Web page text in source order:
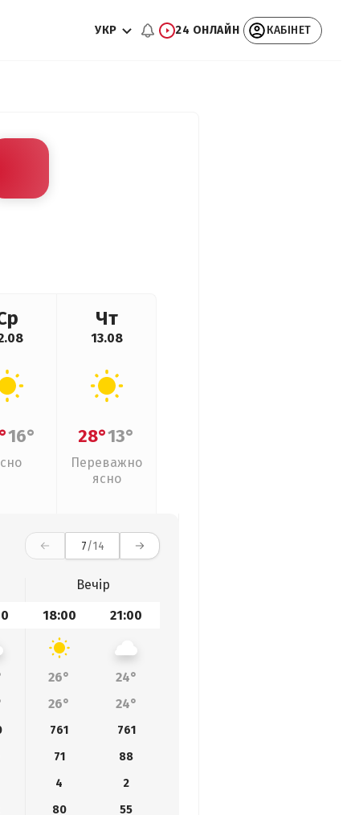
УКР 24 ОНЛАЙН КАБІНЕТ
16°
Чт
13.08
28°13°
Переважно
ясно
7/14
Вечір
18:00 21:00
26°
24°
26° 24°
761
761
71
88
4
2
80 55